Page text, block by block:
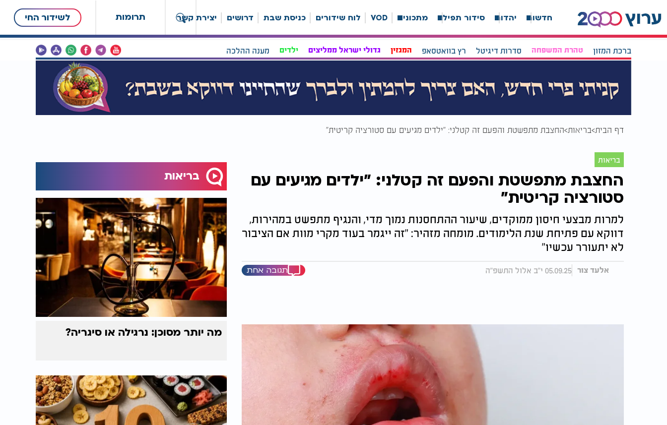
תרומות לשידור החי חדשות יהדות סידור תפילה מתכונים VOD לוח שידורים כניסת שבת דרושים יצירת קשר
ברכת המזון טהרת המשפחה סדרות דיגיטל רץ בוואטסאפ המגזין גדולי ישראל ממליצים ילדים מענה ההלכה
דף הבית בריאות החצבת מתפשטת והפעם זה קטלני: "ילדים מגיעים עם סטורציה קריטית"
בריאות
החצבת מתפשטת והפעם זה קטלני: "ילדים מגיעים עם
סטורציה קריטית"
למרות מבצעי חיסון ממוקדים, שיעור ההתחסנות נמוך מדי, והנגיף מתפשט במהירות,
דווקא עם פתיחת שנת הלימודים. מומחה מזהיר: "זה ייגמר בעוד מקרי מוות אם הציבור
לא יתעורר עכשיו"
אלעד צור 05.09.25 י"ב אלול התשפ"ה תגובה אחת
בריאות
מה יותר מסוכן: נרגילה או סיגריה?